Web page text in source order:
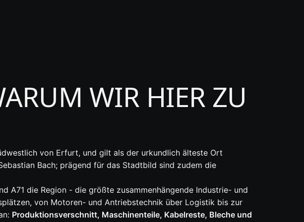
WIR HIER ZU
von Erfurt, und gilt als der urkundlich älteste Ort
Bach; prägend für das Stadtbild sind zudem die
A71 die Region - die größte zusammenhängende Industrie- und
von Motoren- und Antriebstechnik über Logistik bis zur
Produktionsverschnitt, Maschinenteile, Kabelreste, Bleche und